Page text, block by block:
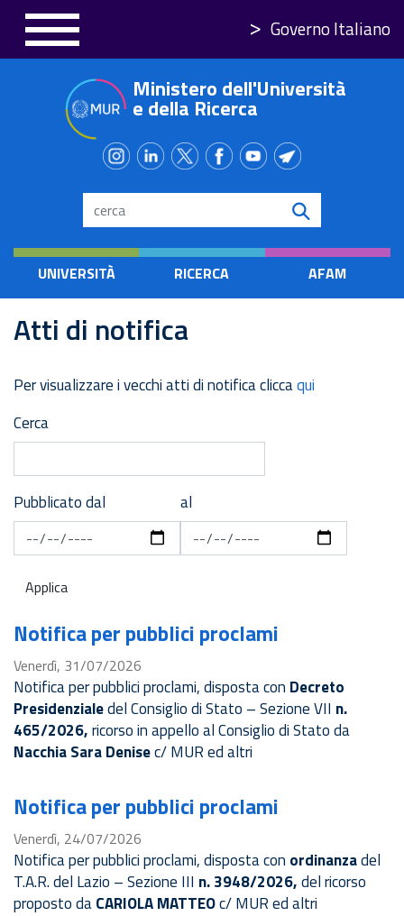
principale
Governo Italiano
Ministero dell'Università
e della Ricerca
Search
UNIVERSITÀ RICERCA AFAM
Atti di notifica
Per visualizzare i vecchi atti di notifica cliccaqui
Cerca
Pubblicato dal al
Applica
Notifica per pubblici proclami
Venerdì, 31/07/2026
Notifica per pubblici proclami, disposta con Decreto
Presidenzialedel Consiglio di Stato – Sezione VII n.
465/2026,ricorso in appello al Consiglio di Stato da
Nacchia Sara Denisec/ MUR ed altri
Notifica per pubblici proclami
Venerdì, 24/07/2026
Notifica per pubblici proclami, disposta con ordinanzadel
T.A.R. del Lazio – Sezione III n. 3948/2026,del ricorso
proposto daCARIOLA MATTEOc/ MUR ed altri